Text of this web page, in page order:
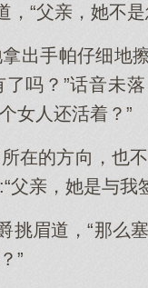
，“父亲，她不
出手帕仔细地
吗？”话音未
女人还活着？”
在的方向，也
父亲，她是与我
挑眉道，“那
”